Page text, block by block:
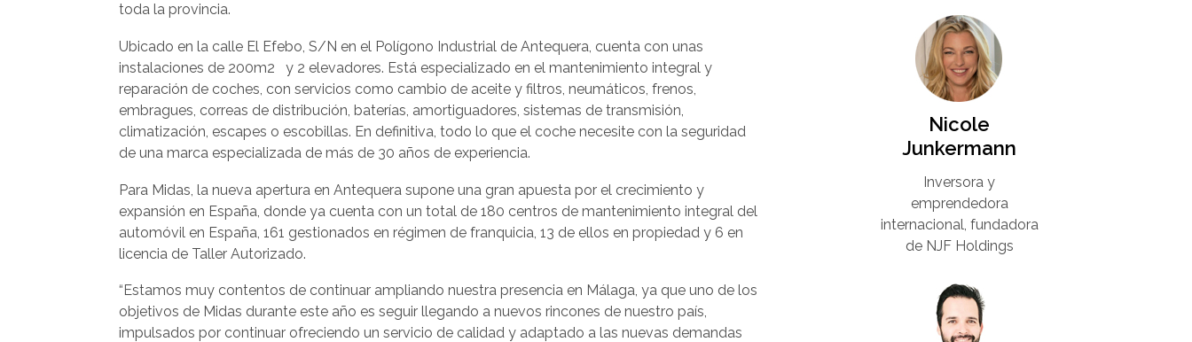
toda la provincia.
Ubicado en la calle El Efebo, S/N en el Polígono Industrial de Antequera, cuenta con unas
instalaciones de 200m2 y 2 elevadores. Está especializado en el mantenimiento integral y
reparación de coches, con servicios como cambio de aceite y filtros, neumáticos, frenos,
embragues, correas de distribución, baterías, amortiguadores, sistemas de transmisión,
climatización, escapes o escobillas. En definitiva, todo lo que el coche necesite con la seguridad
de una marca especializada de más de 30 años de experiencia.
Para Midas, la nueva apertura en Antequera supone una gran apuesta por el crecimiento y
expansión en España, donde ya cuenta con un total de 180 centros de mantenimiento integral del
automóvil en España, 161 gestionados en régimen de franquicia, 13 de ellos en propiedad y 6 en
licencia de Taller Autorizado.
“Estamos muy contentos de continuar ampliando nuestra presencia en Málaga, ya que uno de los
objetivos de Midas durante este año es seguir llegando a nuevos rincones de nuestro país,
impulsados por continuar ofreciendo un servicio de calidad y adaptado a las nuevas demandas
Nicole
Junkermann​
Inversora y
emprendedora
internacional, fundadora
de NJF Holdings